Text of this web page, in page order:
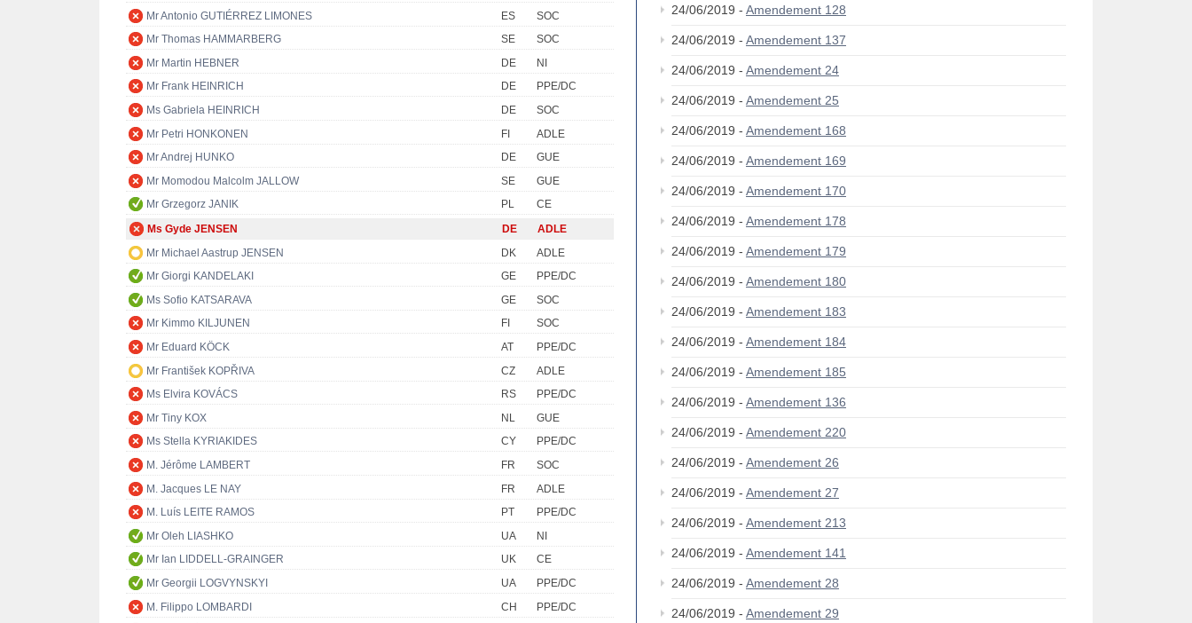
Mr Antonio GUTIÉRREZ LIMONES
ES
SOC
Mr Thomas HAMMARBERG
SE
SOC
Mr Martin HEBNER
DE
NI
Mr Frank HEINRICH
DE
PPE/DC
Ms Gabriela HEINRICH
DE
SOC
Mr Petri HONKONEN
FI
ADLE
Mr Andrej HUNKO
DE
GUE
Mr Momodou Malcolm JALLOW
SE
GUE
Mr Grzegorz JANIK
PL
CE
Ms Gyde JENSEN
DE
ADLE
Mr Michael Aastrup JENSEN
DK
ADLE
Mr Giorgi KANDELAKI
GE
PPE/DC
Ms Sofio KATSARAVA
GE
SOC
Mr Kimmo KILJUNEN
FI
SOC
Mr Eduard KÖCK
AT
PPE/DC
Mr František KOPŘIVA
CZ
ADLE
Ms Elvira KOVÁCS
RS
PPE/DC
Mr Tiny KOX
NL
GUE
Ms Stella KYRIAKIDES
CY
PPE/DC
M. Jérôme LAMBERT
FR
SOC
M. Jacques LE NAY
FR
ADLE
M. Luís LEITE RAMOS
PT
PPE/DC
Mr Oleh LIASHKO
UA
NI
Mr Ian LIDDELL-GRAINGER
UK
CE
Mr Georgii LOGVYNSKYI
UA
PPE/DC
M. Filippo LOMBARDI
CH
PPE/DC
24/06/2019 - Amendement 128
24/06/2019 - Amendement 137
24/06/2019 - Amendement 24
24/06/2019 - Amendement 25
24/06/2019 - Amendement 168
24/06/2019 - Amendement 169
24/06/2019 - Amendement 170
24/06/2019 - Amendement 178
24/06/2019 - Amendement 179
24/06/2019 - Amendement 180
24/06/2019 - Amendement 183
24/06/2019 - Amendement 184
24/06/2019 - Amendement 185
24/06/2019 - Amendement 136
24/06/2019 - Amendement 220
24/06/2019 - Amendement 26
24/06/2019 - Amendement 27
24/06/2019 - Amendement 213
24/06/2019 - Amendement 141
24/06/2019 - Amendement 28
24/06/2019 - Amendement 29